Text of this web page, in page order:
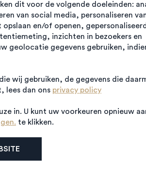
informatie
bestaat uit drie moderne
en biedt daarmee
variëren van circa 97,2 m² tot
dit voor de volgende doeleinden:
van social media, personaliseren
en/of openen,
inzichten in bezoekers en
geolocatie gegevens gebruiken,
wij gebruiken, de gegevens die
lees dan ons privacy policy
in. U kunt uw voorkeuren opnieuw
te klikken.